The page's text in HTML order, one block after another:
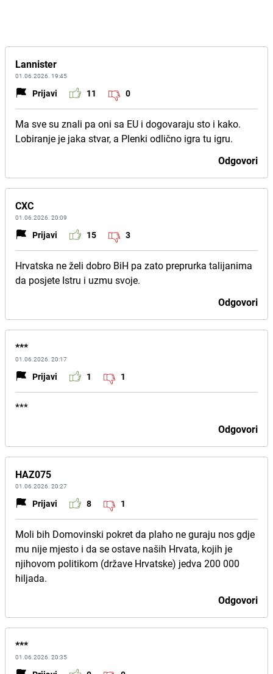
Lannister
01.06.2026. 19:45
Prijavi 11 0
Ma sve su znali pa oni sa EU i dogovaraju sto i kako.
Lobiranje je jaka stvar, a Plenki odlično igra tu igru.
Odgovori
CXC
01.06.2026. 20:09
Prijavi 15 3
Hrvatska ne želi dobro BiH pa zato preprurka talijanima
da posjete Istru i uzmu svoje.
Odgovori
***
01.06.2026. 20:17
Prijavi 1 1
***
Odgovori
HAZ075
01.06.2026. 20:27
Prijavi 8 1
Moli bih Domovinski pokret da plaho ne guraju nos gdje
mu nije mjesto i da se ostave naših Hrvata, kojih je
njihovom politikom (države Hrvatske) jedva 200 000
hiljada.
Odgovori
***
01.06.2026. 20:35